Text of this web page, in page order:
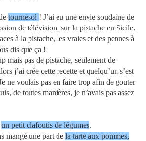
tournesol ! J’ai eu une envie soudaine de
de télévision, sur la pistache en Sicile.
à la pistache, les vraies et des pennes à
dis que ça !
mais pas de pistache, seulement de
j’ai crée cette recette et quelqu’un s’est
ne voulais pas en faire trop afin de gouter
de toutes manières, je n’avais pas assez
un petit clafoutis de légumes.
mangé une part de la tarte aux pommes,